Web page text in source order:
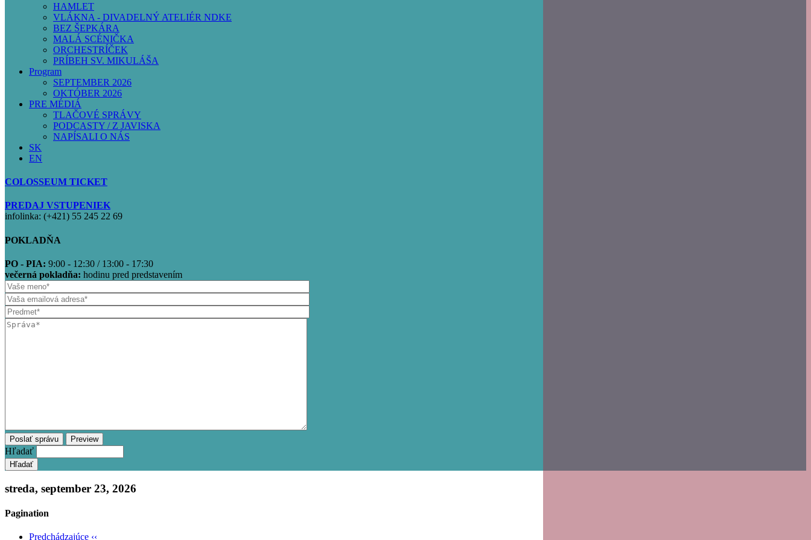
HAMLET
VLÁKNA - DIVADELNÝ ATELIÉR NDKE
BEZ ŠEPKÁRA
MALÁ SCÉNIČKA
ORCHESTRÍČEK
PRÍBEH SV. MIKULÁŠA
Program
SEPTEMBER 2026
OKTÓBER 2026
PRE MÉDIÁ
TLAČOVÉ SPRÁVY
PODCASTY / Z JAVISKA
NAPÍSALI O NÁS
SK
EN
COLOSSEUM TICKET
PREDAJ VSTUPENIEK
infolinka: (+421) 55 245 22 69
POKLADŇA
PO - PIA: 9:00 - 12:30 / 13:00 - 17:30
večerná pokladňa: hodinu pred predstavením
Hľadať
streda, september 23, 2026
Pagination
Predchádzajúce ‹‹